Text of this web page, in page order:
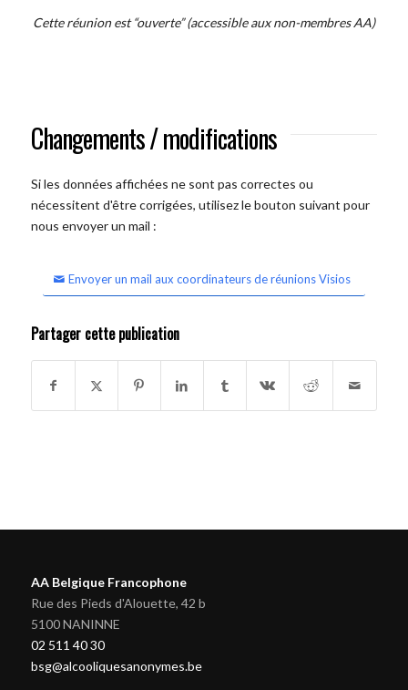
Cette réunion est “ouverte” (accessible aux non-membres AA)
Changements / modifications
Si les données affichées ne sont pas correctes ou
nécessitent d'être corrigées, utilisez le bouton suivant pour
nous envoyer un mail :
Envoyer un mail aux coordinateurs de réunions Visios
Partager cette publication
AA Belgique Francophone
Rue des Pieds d'Alouette, 42 b
5100 NANINNE
02 511 40 30
bsg@alcooliquesanonymes.be